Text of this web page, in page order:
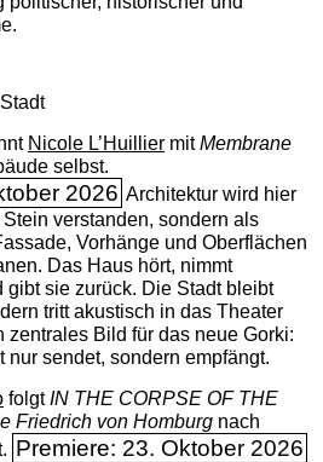
Nicole L’Huilliermit ­Membrane
selbst.
2026 Architektur wird hier
verstanden, sondern als
Vorhänge und Oberflächen
Das Haus hört, nimmt
gibt sie zurück. Die Stadt bleibt
tritt akustisch in das Theater
zentrales Bild für das neue Gorki:
nur sendet, sondern empfängt.
folgtIN THE CORPSE OF THE
Friedrich von Homburgnach
Premiere: 23. Oktober 2026